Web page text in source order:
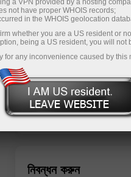
নিবন্ধন করুন
a VPN provided by a hosting
not have proper WHOIS records;
in the WHOIS geolocation
whether you are a US resident or
being a US resident, you will
for any inconvenience caused by this